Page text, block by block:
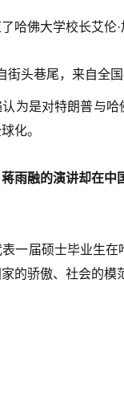
哈佛大学校长艾伦·
街头巷尾，来自全
为是对特朗普与
化。
蒋雨融的演讲却在中
一届硕士毕业生
的骄傲、社会的模